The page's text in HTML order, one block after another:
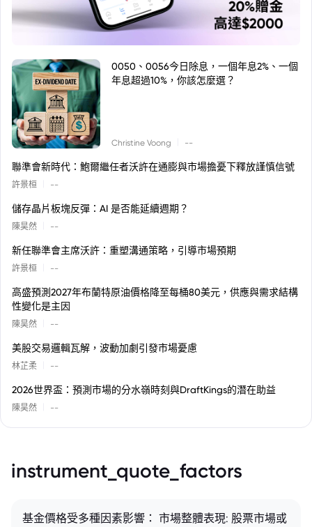
0050、0056今日除息，一個年息2%、一個
年息超過10%，你該怎麼選？
Christine Voong --
聯準會新時代：鮑爾繼任者沃許在通膨與市場擔憂下釋放謹慎信號
許景桓 --
儲存晶片板塊反彈：AI 是否能延續週期？
陳昊然 --
新任聯準會主席沃許：重塑溝通策略，引導市場預期
許景桓 --
高盛預測2027年布蘭特原油價格降至每桶80美元，供應與需求結構
性變化是主因
陳昊然 --
美股交易邏輯瓦解，波動加劇引發市場憂慮
林芷柔 --
2026世界盃：預測市場的分水嶺時刻與DraftKings的潛在助益
陳昊然 --
instrument_quote_factors
基金價格受多種因素影響： 市場整體表現: 股票市場或